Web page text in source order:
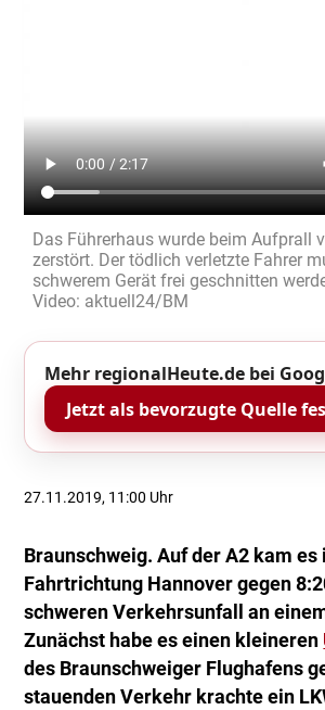
Das Führerhaus wurde beim Aufprall
zerstört. Der tödlich verletzte Fahrer
schwerem Gerät frei geschnitten
Video: aktuell24/BM
Mehr regionalHeute.de bei
Jetzt als bevorzugte Quelle
27.11.2019, 11:00 Uhr
Braunschweig. Auf der A2 kam es
Fahrtrichtung Hannover gegen
schweren Verkehrsunfall an
Zunächst habe es einen kleineren
des Braunschweiger Flughafens
stauenden Verkehr krachte ein